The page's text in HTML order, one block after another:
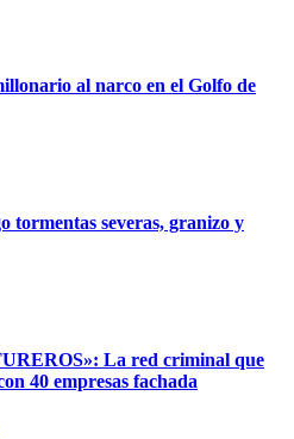
al narco en el Golfo de
tormentas severas, granizo y
La red criminal que
40 empresas fachada